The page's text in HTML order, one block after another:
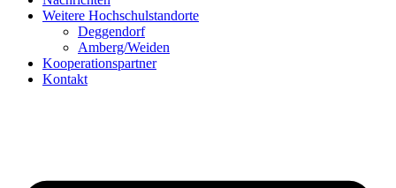
Weitere Hochschulstandorte
Deggendorf
Amberg/Weiden
Kooperationspartner
Kontakt